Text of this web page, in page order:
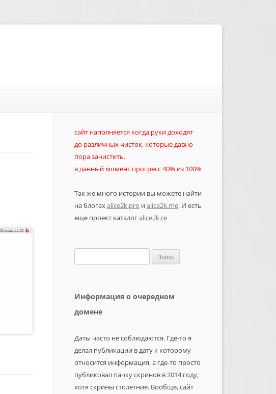
сайт наполняется когда руки доходят
до различных чисток, которые давно
пора зачистить.
в данный момент прогресс 40% из 100%
Так же много истории вы можете найти
на блогахalice2k.pro иalice2k.me. И есть
еще проект каталогalice2k.re
Информация о очередном
домене
Даты часто не соблюдаются. Где-то я
делал публикации в дату к которому
относится информация, а где-то просто
публиковал пачку скринов в 2014 году,
хотя скрины столетние. Вообще, сайт